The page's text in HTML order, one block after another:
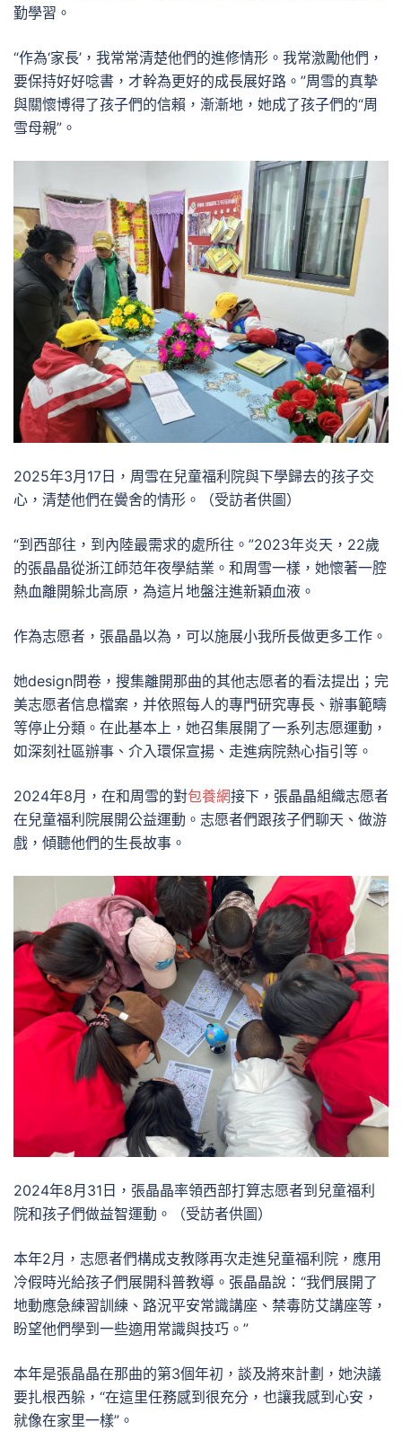
勤學習。
“作為‘家長’，我常常清楚他們的進修情形。我常激勵他們，
要保持好好唸書，才幹為更好的成長展好路。”周雪的真摯
與關懷博得了孩子們的信賴，漸漸地，她成了孩子們的“周
雪母親”。
2025年3月17日，周雪在兒童福利院與下學歸去的孩子交
心，清楚他們在黌舍的情形。（受訪者供圖）
“到西部往，到內陸最需求的處所往。”2023年炎天，22歲
的張晶晶從浙江師范年夜學結業。和周雪一樣，她懷著一腔
熱血離開躲北高原，為這片地盤注進新穎血液。
作為志愿者，張晶晶以為，可以施展小我所長做更多工作。
她design問卷，搜集離開那曲的其他志愿者的看法提出；完
美志愿者信息檔案，并依照每人的專門研究專長、辦事範疇
等停止分類。在此基本上，她召集展開了一系列志愿運動，
如深刻社區辦事、介入環保宣揚、走進病院熱心指引等。
2024年8月，在和周雪的對包養網接下，張晶晶組織志愿者
在兒童福利院展開公益運動。志愿者們跟孩子們聊天、做游
戲，傾聽他們的生長故事。
2024年8月31日，張晶晶率領西部打算志愿者到兒童福利
院和孩子們做益智運動。（受訪者供圖）
本年2月，志愿者們構成支教隊再次走進兒童福利院，應用
冷假時光給孩子們展開科普教導。張晶晶說：“我們展開了
地動應急練習訓練、路況平安常識講座、禁毒防艾講座等，
盼望他們學到一些適用常識與技巧。”
本年是張晶晶在那曲的第3個年初，談及將來計劃，她決議
要扎根西躲，“在這里任務感到很充分，也讓我感到心安，
就像在家里一樣”。